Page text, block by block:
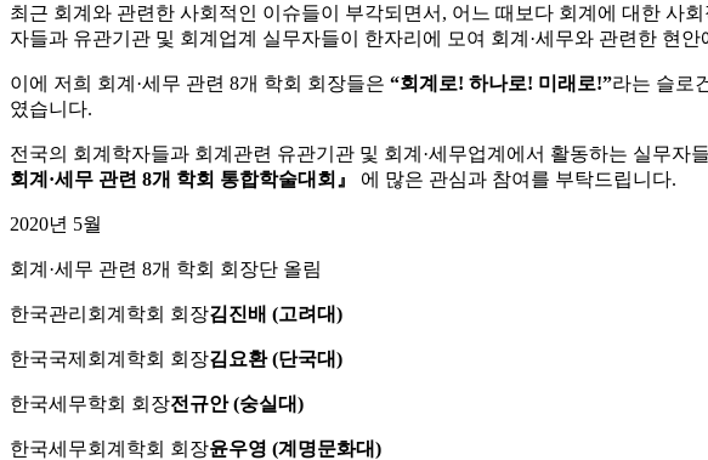
최근 회계와 관련한 사회적인 이슈들이 부각되면서, 어느 때보다 회계에 대한 사
자들과 유관기관 및 회계업계 실무자들이 한자리에 모여 회계·세무와 관련한 현
이에 저희 회계·세무 관련 8개 학회 회장들은 “회계로! 하나로! 미래로!”라는 슬로
였습니다.
전국의 회계학자들과 회계관련 유관기관 및 회계·세무업계에서 활동하는 실무
회계·세무 관련 8개 학회 통합학술대회』
에 많은 관심과 참여를 부탁드립니다.
2020년 5월
회계·세무 관련 8개 학회 회장단 올림
한국관리회계학회 회장김진배 (고려대)
한국국제회계학회 회장김요환 (단국대)
한국세무학회 회장전규안 (숭실대)
한국세무회계학회 회장윤우영 (계명문화대)